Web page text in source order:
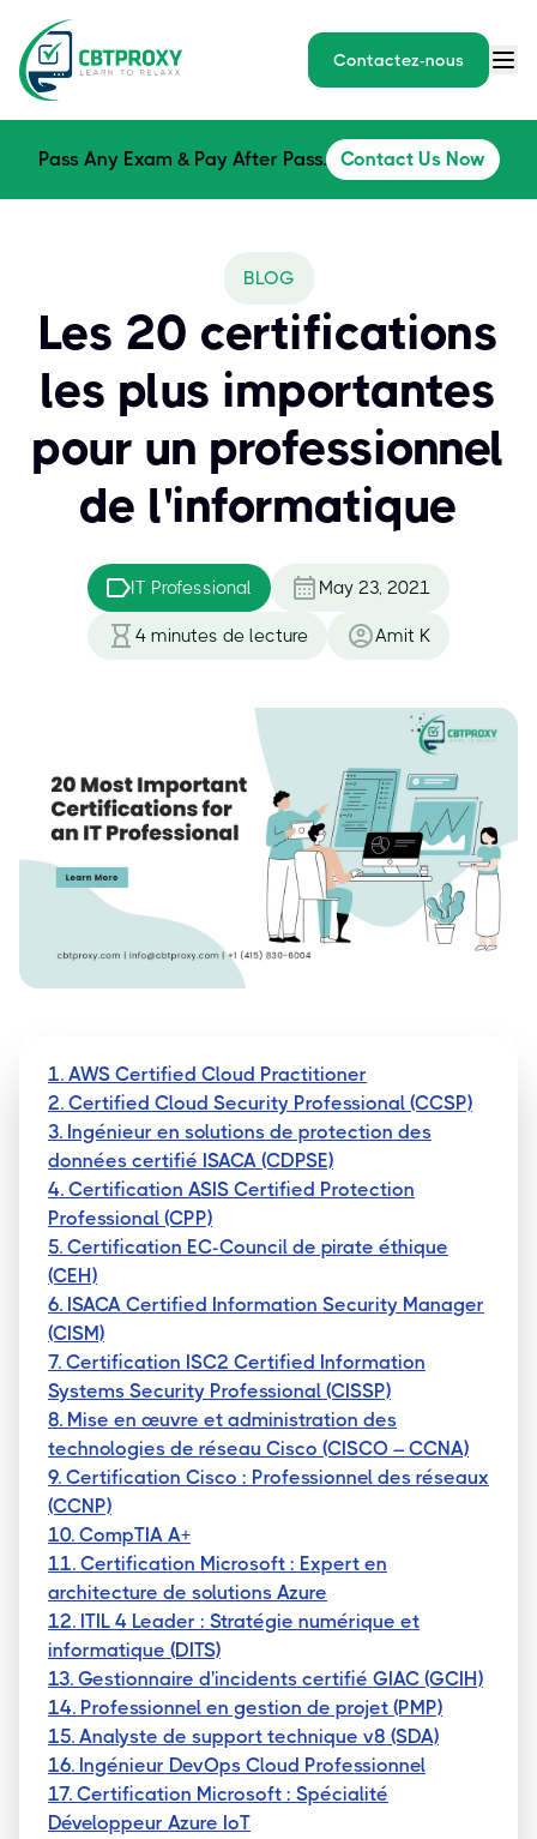
Contactez-nous
Pass Any Exam & Pay After Pass. Contact Us Now
BLOG
Les 20 certifications
les plus importantes
pour un professionnel
de l'informatique
IT Professional May 23, 2021
4 minutes de lecture Amit K
1. AWS Certified Cloud Practitioner
2. Certified Cloud Security Professional (CCSP)
3. Ingénieur en solutions de protection des
données certifié ISACA (CDPSE)
4. Certification ASIS Certified Protection
Professional (CPP)
5. Certification EC-Council de pirate éthique
(CEH)
6. ISACA Certified Information Security Manager
(CISM)
7. Certification ISC2 Certified Information
Systems Security Professional (CISSP)
8. Mise en œuvre et administration des
technologies de réseau Cisco (CISCO – CCNA)
9. Certification Cisco : Professionnel des réseaux
(CCNP)
10. CompTIA A+
11. Certification Microsoft : Expert en
architecture de solutions Azure
12. ITIL 4 Leader : Stratégie numérique et
informatique (DITS)
13. Gestionnaire d'incidents certifié GIAC (GCIH)
14. Professionnel en gestion de projet (PMP)
15. Analyste de support technique v8 (SDA)
16. Ingénieur DevOps Cloud Professionnel
17. Certification Microsoft : Spécialité
Développeur Azure IoT